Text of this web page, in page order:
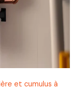
et cumulus à